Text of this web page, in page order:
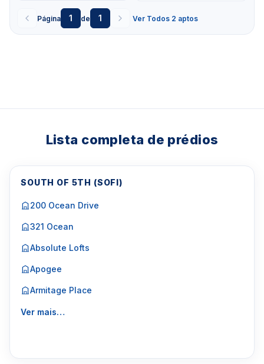
Página 1 de 1 Ver Todos 2 aptos
Lista completa de prédios
SOUTH OF 5TH (SOFI)
200 Ocean Drive
321 Ocean
Absolute Lofts
Apogee
Armitage Place
Ver mais…